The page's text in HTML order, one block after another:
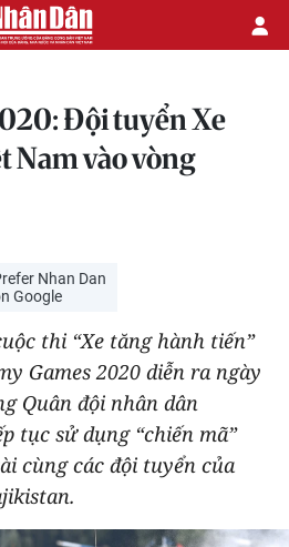
Đội tuyển Xe
Nam vào vòng
Nhan Dan
Google
thi “Xe tăng hành tiến”
Games 2020 diễn ra ngày
Quân đội nhân dân
tục sử dụng “chiến mã”
cùng các đội tuyển của